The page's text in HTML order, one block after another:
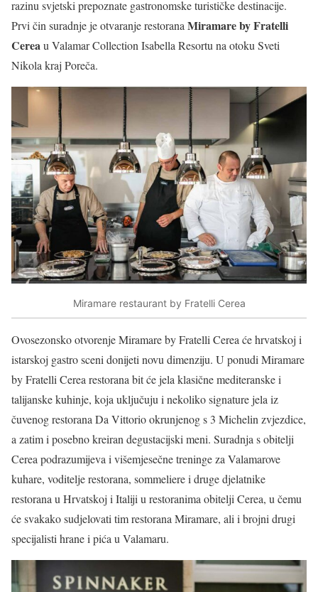
razinu svjetski prepoznate gastronomske turističke destinacije.
Prvi čin suradnje je otvaranje restorana Miramare by Fratelli
Cereau Valamar Collection Isabella Resortu na otoku Sveti
Nikola kraj Poreča.
Miramare restaurant by Fratelli Cerea
Ovosezonsko otvorenje Miramare by Fratelli Cerea će hrvatskoj i
istarskoj gastro sceni donijeti novu dimenziju. U ponudi Miramare
by Fratelli Cerea restorana bit će jela klasične mediteranske i
talijanske kuhinje, koja uključuju i nekoliko signature jela iz
čuvenog restorana Da Vittorio okrunjenog s 3 Michelin zvjezdice,
a zatim i posebno kreiran degustacijski meni. Suradnja s obitelji
Cerea podrazumijeva i višemjesečne treninge za Valamarove
kuhare, voditelje restorana, sommeliere i druge djelatnike
restorana u Hrvatskoj i Italiji u restoranima obitelji Cerea, u čemu
će svakako sudjelovati tim restorana Miramare, ali i brojni drugi
specijalisti hrane i pića u Valamaru.